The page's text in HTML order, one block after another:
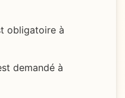
obligatoire à
demandé à